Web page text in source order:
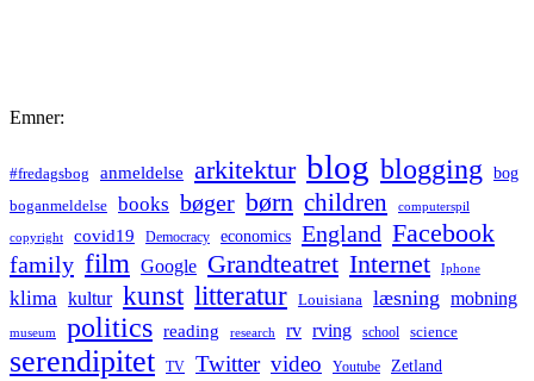
Emner:
#fredagsbog anmeldelse arkitektur blog blogging bog
boganmeldelse books bøger børn children computerspil
copyright covid19 Democracy economics England Facebook
family film Google Grandteatret Internet Iphone
klima kultur kunst litteratur Louisiana læsning mobning
museum politics reading research rv rving school science
serendipitet TV Twitter video Youtube Zetland